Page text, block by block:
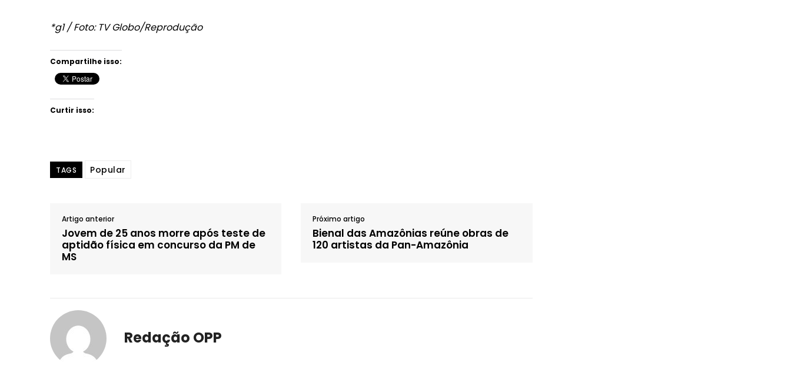
*g1 / Foto: TV Globo/Reprodução
Compartilhe isso:
Curtir isso:
TAGS Popular
Artigo anterior
Jovem de 25 anos morre após teste de
aptidão física em concurso da PM de
MS
Próximo artigo
Bienal das Amazônias reúne obras de
120 artistas da Pan-Amazônia
Redação OPP